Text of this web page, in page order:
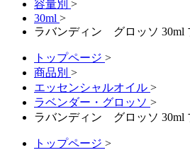
容量別 >
30ml >
ラバンディン グロッソ 30ml
トップページ >
商品別 >
エッセンシャルオイル >
ラベンダー・グロッソ >
ラバンディン グロッソ 30ml
トップページ >